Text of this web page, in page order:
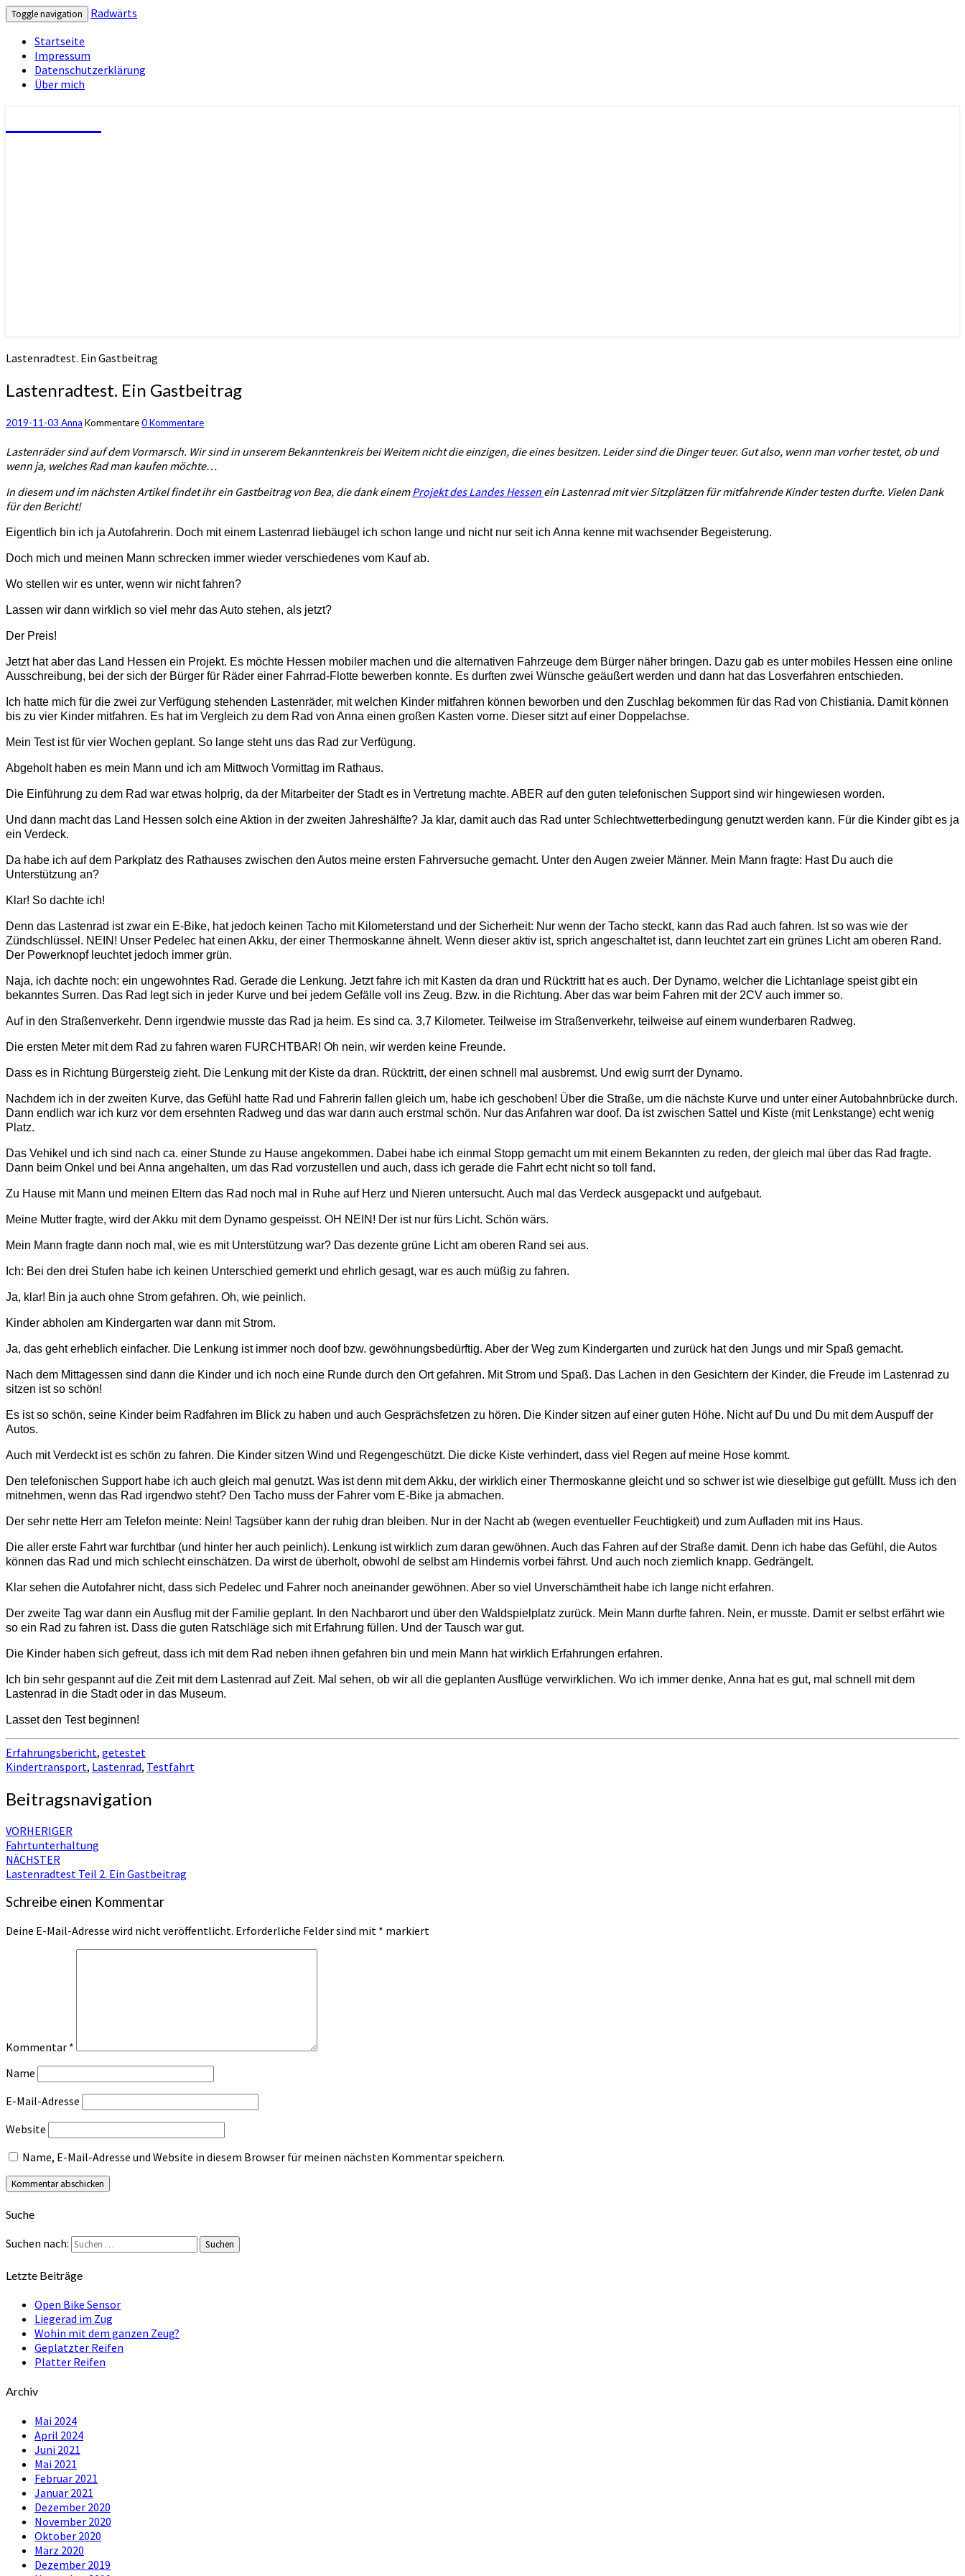
Toggle navigation
Radwärts
Startseite
Impressum
Datenschutzerklärung
Über mich
Lastenradtest. Ein Gastbeitrag
Lastenradtest. Ein Gastbeitrag
2019-11-03 Anna Kommentare0 Kommentare
Lastenräder sind auf dem Vormarsch. Wir sind in unserem Bekanntenkreis bei Weitem nicht die einzigen, die eines besitzen. Leider sind die Dinger teuer. Gut also, wenn man vorher testet, ob und
wenn ja, welches Rad man kaufen möchte…
In diesem und im nächsten Artikel findet ihr ein Gastbeitrag von Bea, die dank einemProjekt des Landes Hessen ein Lastenrad mit vier Sitzplätzen für mitfahrende Kinder testen durfte. Vielen Dank
für den Bericht!
Eigentlich bin ich ja Autofahrerin. Doch mit einem Lastenrad liebäugel ich schon lange und nicht nur seit ich Anna kenne mit wachsender Begeisterung.
Doch mich und meinen Mann schrecken immer wieder verschiedenes vom Kauf ab.
Wo stellen wir es unter, wenn wir nicht fahren?
Lassen wir dann wirklich so viel mehr das Auto stehen, als jetzt?
Der Preis!
Jetzt hat aber das Land Hessen ein Projekt. Es möchte Hessen mobiler machen und die alternativen Fahrzeuge dem Bürger näher bringen. Dazu gab es unter mobiles Hessen eine online
Ausschreibung, bei der sich der Bürger für Räder einer Fahrrad-Flotte bewerben konnte. Es durften zwei Wünsche geäußert werden und dann hat das Losverfahren entschieden.
Ich hatte mich für die zwei zur Verfügung stehenden Lastenräder, mit welchen Kinder mitfahren können beworben und den Zuschlag bekommen für das Rad von Chistiania. Damit können
bis zu vier Kinder mitfahren. Es hat im Vergleich zu dem Rad von Anna einen großen Kasten vorne. Dieser sitzt auf einer Doppelachse.
Mein Test ist für vier Wochen geplant. So lange steht uns das Rad zur Verfügung.
Abgeholt haben es mein Mann und ich am Mittwoch Vormittag im Rathaus.
Die Einführung zu dem Rad war etwas holprig, da der Mitarbeiter der Stadt es in Vertretung machte. ABER auf den guten telefonischen Support sind wir hingewiesen worden.
Und dann macht das Land Hessen solch eine Aktion in der zweiten Jahreshälfte? Ja klar, damit auch das Rad unter Schlechtwetterbedingung genutzt werden kann. Für die Kinder gibt es ja
ein Verdeck.
Da habe ich auf dem Parkplatz des Rathauses zwischen den Autos meine ersten Fahrversuche gemacht. Unter den Augen zweier Männer. Mein Mann fragte: Hast Du auch die
Unterstützung an?
Klar! So dachte ich!
Denn das Lastenrad ist zwar ein E-Bike, hat jedoch keinen Tacho mit Kilometerstand und der Sicherheit: Nur wenn der Tacho steckt, kann das Rad auch fahren. Ist so was wie der
Zündschlüssel. NEIN! Unser Pedelec hat einen Akku, der einer Thermoskanne ähnelt. Wenn dieser aktiv ist, sprich angeschaltet ist, dann leuchtet zart ein grünes Licht am oberen Rand.
Der Powerknopf leuchtet jedoch immer grün.
Naja, ich dachte noch: ein ungewohntes Rad. Gerade die Lenkung. Jetzt fahre ich mit Kasten da dran und Rücktritt hat es auch. Der Dynamo, welcher die Lichtanlage speist gibt ein
bekanntes Surren. Das Rad legt sich in jeder Kurve und bei jedem Gefälle voll ins Zeug. Bzw. in die Richtung. Aber das war beim Fahren mit der 2CV auch immer so.
Auf in den Straßenverkehr. Denn irgendwie musste das Rad ja heim. Es sind ca. 3,7 Kilometer. Teilweise im Straßenverkehr, teilweise auf einem wunderbaren Radweg.
Die ersten Meter mit dem Rad zu fahren waren FURCHTBAR! Oh nein, wir werden keine Freunde.
Dass es in Richtung Bürgersteig zieht. Die Lenkung mit der Kiste da dran. Rücktritt, der einen schnell mal ausbremst. Und ewig surrt der Dynamo.
Nachdem ich in der zweiten Kurve, das Gefühl hatte Rad und Fahrerin fallen gleich um, habe ich geschoben! Über die Straße, um die nächste Kurve und unter einer Autobahnbrücke durch.
Dann endlich war ich kurz vor dem ersehnten Radweg und das war dann auch erstmal schön. Nur das Anfahren war doof. Da ist zwischen Sattel und Kiste (mit Lenkstange) echt wenig
Platz.
Das Vehikel und ich sind nach ca. einer Stunde zu Hause angekommen. Dabei habe ich einmal Stopp gemacht um mit einem Bekannten zu reden, der gleich mal über das Rad fragte.
Dann beim Onkel und bei Anna angehalten, um das Rad vorzustellen und auch, dass ich gerade die Fahrt echt nicht so toll fand.
Zu Hause mit Mann und meinen Eltern das Rad noch mal in Ruhe auf Herz und Nieren untersucht. Auch mal das Verdeck ausgepackt und aufgebaut.
Meine Mutter fragte, wird der Akku mit dem Dynamo gespeisst. OH NEIN! Der ist nur fürs Licht. Schön wärs.
Mein Mann fragte dann noch mal, wie es mit Unterstützung war? Das dezente grüne Licht am oberen Rand sei aus.
Ich: Bei den drei Stufen habe ich keinen Unterschied gemerkt und ehrlich gesagt, war es auch müßig zu fahren.
Ja, klar! Bin ja auch ohne Strom gefahren. Oh, wie peinlich.
Kinder abholen am Kindergarten war dann mit Strom.
Ja, das geht erheblich einfacher. Die Lenkung ist immer noch doof bzw. gewöhnungsbedürftig. Aber der Weg zum Kindergarten und zurück hat den Jungs und mir Spaß gemacht.
Nach dem Mittagessen sind dann die Kinder und ich noch eine Runde durch den Ort gefahren. Mit Strom und Spaß. Das Lachen in den Gesichtern der Kinder, die Freude im Lastenrad zu
sitzen ist so schön!
Es ist so schön, seine Kinder beim Radfahren im Blick zu haben und auch Gesprächsfetzen zu hören. Die Kinder sitzen auf einer guten Höhe. Nicht auf Du und Du mit dem Auspuff der
Autos.
Auch mit Verdeckt ist es schön zu fahren. Die Kinder sitzen Wind und Regengeschützt. Die dicke Kiste verhindert, dass viel Regen auf meine Hose kommt.
Den telefonischen Support habe ich auch gleich mal genutzt. Was ist denn mit dem Akku, der wirklich einer Thermoskanne gleicht und so schwer ist wie dieselbige gut gefüllt. Muss ich den
mitnehmen, wenn das Rad irgendwo steht? Den Tacho muss der Fahrer vom E-Bike ja abmachen.
Der sehr nette Herr am Telefon meinte: Nein! Tagsüber kann der ruhig dran bleiben. Nur in der Nacht ab (wegen eventueller Feuchtigkeit) und zum Aufladen mit ins Haus.
Die aller erste Fahrt war furchtbar (und hinter her auch peinlich). Lenkung ist wirklich zum daran gewöhnen. Auch das Fahren auf der Straße damit. Denn ich habe das Gefühl, die Autos
können das Rad und mich schlecht einschätzen. Da wirst de überholt, obwohl de selbst am Hindernis vorbei fährst. Und auch noch ziemlich knapp. Gedrängelt.
Klar sehen die Autofahrer nicht, dass sich Pedelec und Fahrer noch aneinander gewöhnen. Aber so viel Unverschämtheit habe ich lange nicht erfahren.
Der zweite Tag war dann ein Ausflug mit der Familie geplant. In den Nachbarort und über den Waldspielplatz zurück. Mein Mann durfte fahren. Nein, er musste. Damit er selbst erfährt wie
so ein Rad zu fahren ist. Dass die guten Ratschläge sich mit Erfahrung füllen. Und der Tausch war gut.
Die Kinder haben sich gefreut, dass ich mit dem Rad neben ihnen gefahren bin und mein Mann hat wirklich Erfahrungen erfahren.
Ich bin sehr gespannt auf die Zeit mit dem Lastenrad auf Zeit. Mal sehen, ob wir all die geplanten Ausflüge verwirklichen. Wo ich immer denke, Anna hat es gut, mal schnell mit dem
Lastenrad in die Stadt oder in das Museum.
Lasset den Test beginnen!
Erfahrungsbericht, getestet
Kindertransport, Lastenrad, Testfahrt
Beitragsnavigation
VORHERIGER
Fahrtunterhaltung
NÄCHSTER
Lastenradtest Teil 2. Ein Gastbeitrag
Schreibe einen Kommentar
Deine E-Mail-Adresse wird nicht veröffentlicht. Erforderliche Felder sind mit * markiert
Kommentar *
Name
E-Mail-Adresse
Website
Name, E-Mail-Adresse und Website in diesem Browser für meinen nächsten Kommentar speichern.
Suche
Suchen nach: Suchen
Letzte Beiträge
Open Bike Sensor
Liegerad im Zug
Wohin mit dem ganzen Zeug?
Geplatzter Reifen
Platter Reifen
Archiv
Mai 2024
April 2024
Juni 2021
Mai 2021
Februar 2021
Januar 2021
Dezember 2020
November 2020
Oktober 2020
März 2020
Dezember 2019